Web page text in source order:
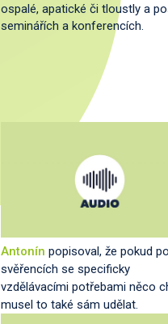
ospalé, apatické či tloustly a
seminářích a konferencích.
Antonín popisoval, že pokud po
svěřencích se specificky
vzdělávacími potřebami něco
musel to také sám udělat.